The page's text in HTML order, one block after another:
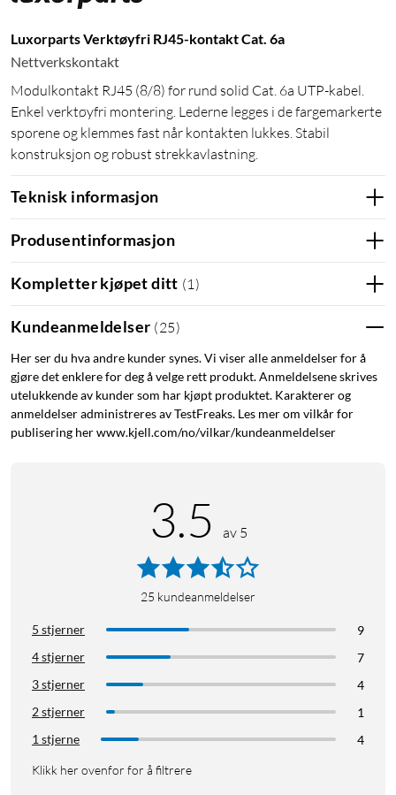
Luxorparts Verktøyfri RJ45-kontakt Cat. 6a
Nettverkskontakt
Modulkontakt RJ45 (8/8) for rund solid Cat. 6a UTP-kabel.
Enkel verktøyfri montering. Lederne legges i de fargemarkerte
sporene og klemmes fast når kontakten lukkes. Stabil
konstruksjon og robust strekkavlastning.
Teknisk informasjon
Produsentinformasjon
Kompletter kjøpet ditt (1)
Kundeanmeldelser (25)
Her ser du hva andre kunder synes. Vi viser alle anmeldelser for å
gjøre det enklere for deg å velge rett produkt. Anmeldelsene skrives
utelukkende av kunder som har kjøpt produktet. Karakterer og
anmeldelser administreres av TestFreaks. Les mer om vilkår for
publisering her www.kjell.com/no/vilkar/kundeanmeldelser
3.5 av 5
25 kundeanmeldelser
5 stjerner
9
4 stjerner
7
3 stjerner
4
2 stjerner
1
1 stjerne
4
Klikk her ovenfor for å filtrere